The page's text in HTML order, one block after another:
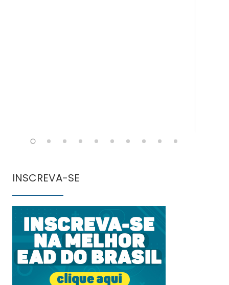
INSCREVA-SE